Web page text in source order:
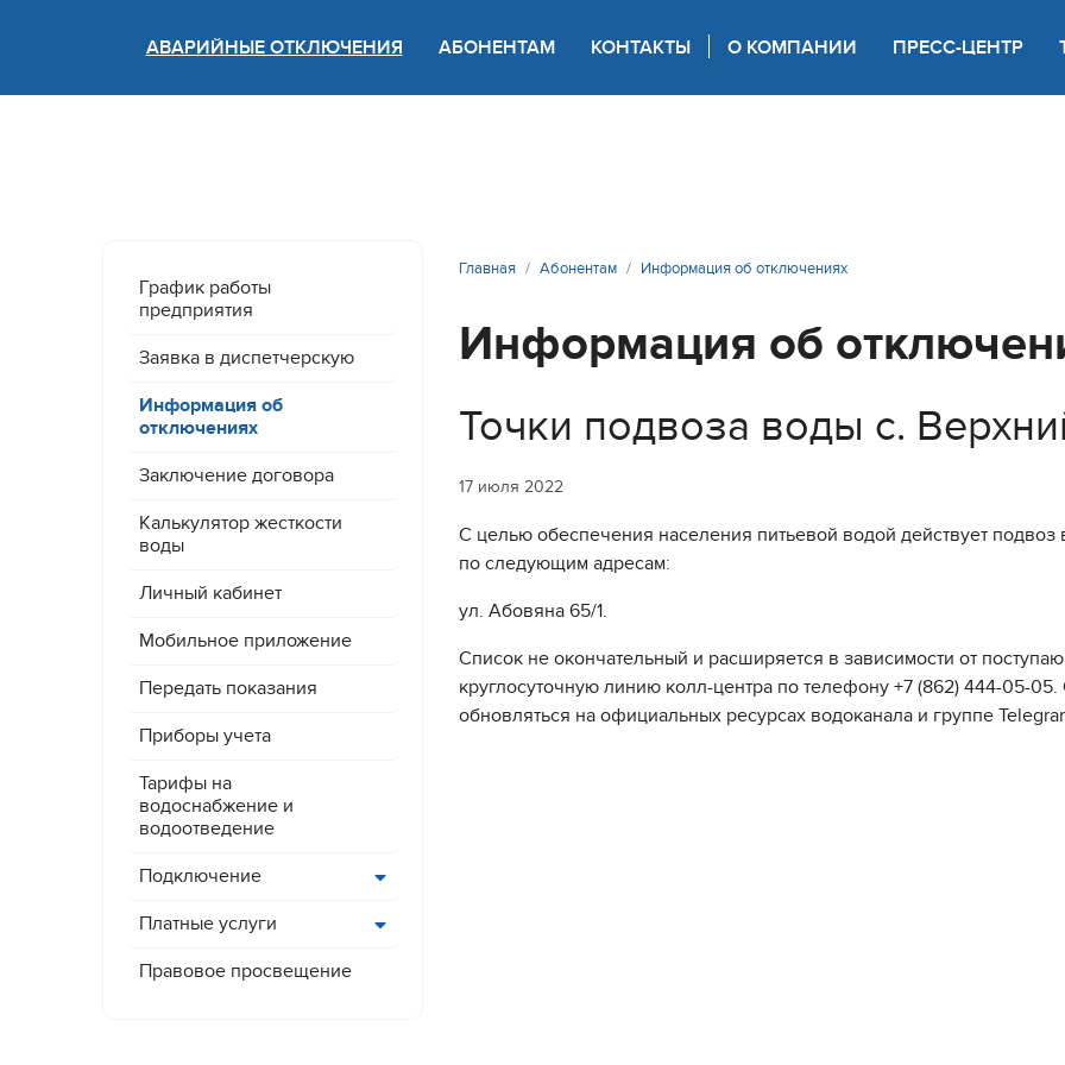
Версия для слабовидящих
АВАРИЙНЫЕ ОТКЛЮЧЕНИЯ АБОНЕНТАМ КОНТАКТЫ О КОМПАНИИ ПРЕСС-ЦЕНТР
График работы
предприятия
Заявка в диспетчерскую
Информация об
отключениях
Заключение договора
Калькулятор жесткости
воды
Личный кабинет
Мобильное приложение
Передать показания
Приборы учета
Тарифы на
водоснабжение и
водоотведение
Подключение
Платные услуги
Правовое просвещение
Главная Абонентам Информация об отключениях
Информация об
Точки подвоза воды с.
17 июля 2022
С целью обеспечения населения питьевой водой действует
по следующим адресам:
ул. Абовяна 65/1.
Список не окончательный и расширяется в зависимости от
круглосуточную линию колл-центра по телефону +7 (862) 444-05-
обновляться на официальных ресурсах водоканала и группе